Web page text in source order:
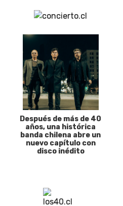
Después de más de 40
años, una histórica
banda chilena abre un
nuevo capítulo con
disco inédito